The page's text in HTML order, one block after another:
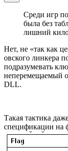
Среди игр
была без
лишний
Нет, не «так как
овского линкера
подразумевать
неперемещаемый
DLL.
Такая тактика
спецификации на